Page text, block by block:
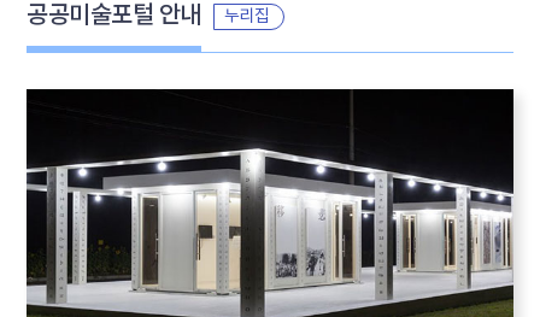
공공미술포털 안내 누리집